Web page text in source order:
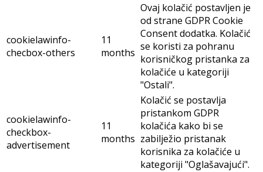
cookielawinfo-
checbox-others
11
months
Ovaj kolačić postavljen je
od strane GDPR Cookie
Consent dodatka. Kolačić
se koristi za pohranu
korisničkog pristanka za
kolačiće u kategoriji
"Ostali".
cookielawinfo-
checkbox-
advertisement
11
months
Kolačić se postavlja
pristankom GDPR
kolačića kako bi se
zabilježio pristanak
korisnika za kolačiće u
kategoriji "Oglašavajući".